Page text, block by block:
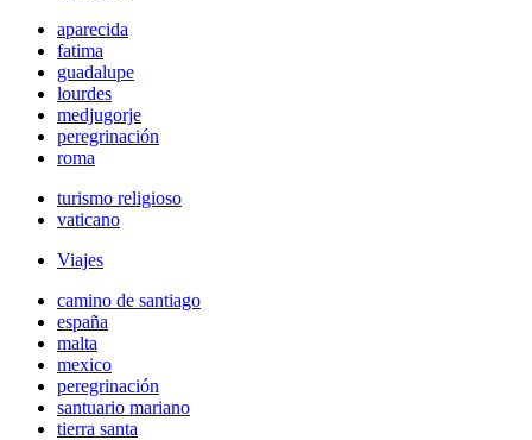
aparecida
fatima
guadalupe
lourdes
medjugorje
peregrinación
roma
turismo religioso
vaticano
Viajes
camino de santiago
españa
malta
mexico
peregrinación
santuario mariano
tierra santa